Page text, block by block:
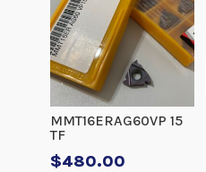
MMT16ERAG60VP 15
TF
$480.00